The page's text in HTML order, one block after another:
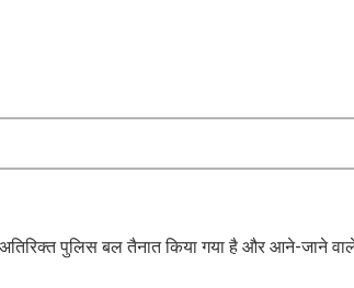
पुलिस बल तैनात किया गया है और आने-जाने